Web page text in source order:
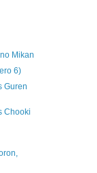
Mikan
6)
Guren
Chooki